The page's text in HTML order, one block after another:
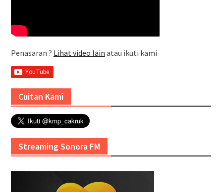
Penasaran ? Lihat video lain atau ikuti kami
Cuitan Kami
Streaming Sonora FM